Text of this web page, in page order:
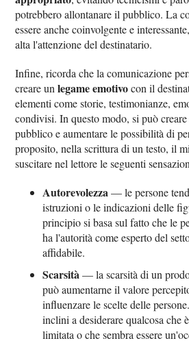
potrebbero allontanare il pubblico. La
essere anche coinvolgente e
alta l'attenzione del destinatario.
Infine, ricorda che la comunicazione
creare unlegame emotivocon il
elementi come storie, testimonianze,
condivisi. In questo modo, si può
pubblico e aumentare le possibilità di
proposito, nella scrittura di un testo, il
suscitare nel lettore le seguenti
Autorevolezza— le persone
istruzioni o le indicazioni delle
principio si basa sul fatto che le
ha l'autorità come esperto del
affidabile.
Scarsità— la scarsità di un
può aumentarne il valore
influenzare le scelte delle
inclini a desiderare qualcosa che
limitata o che sembra essere